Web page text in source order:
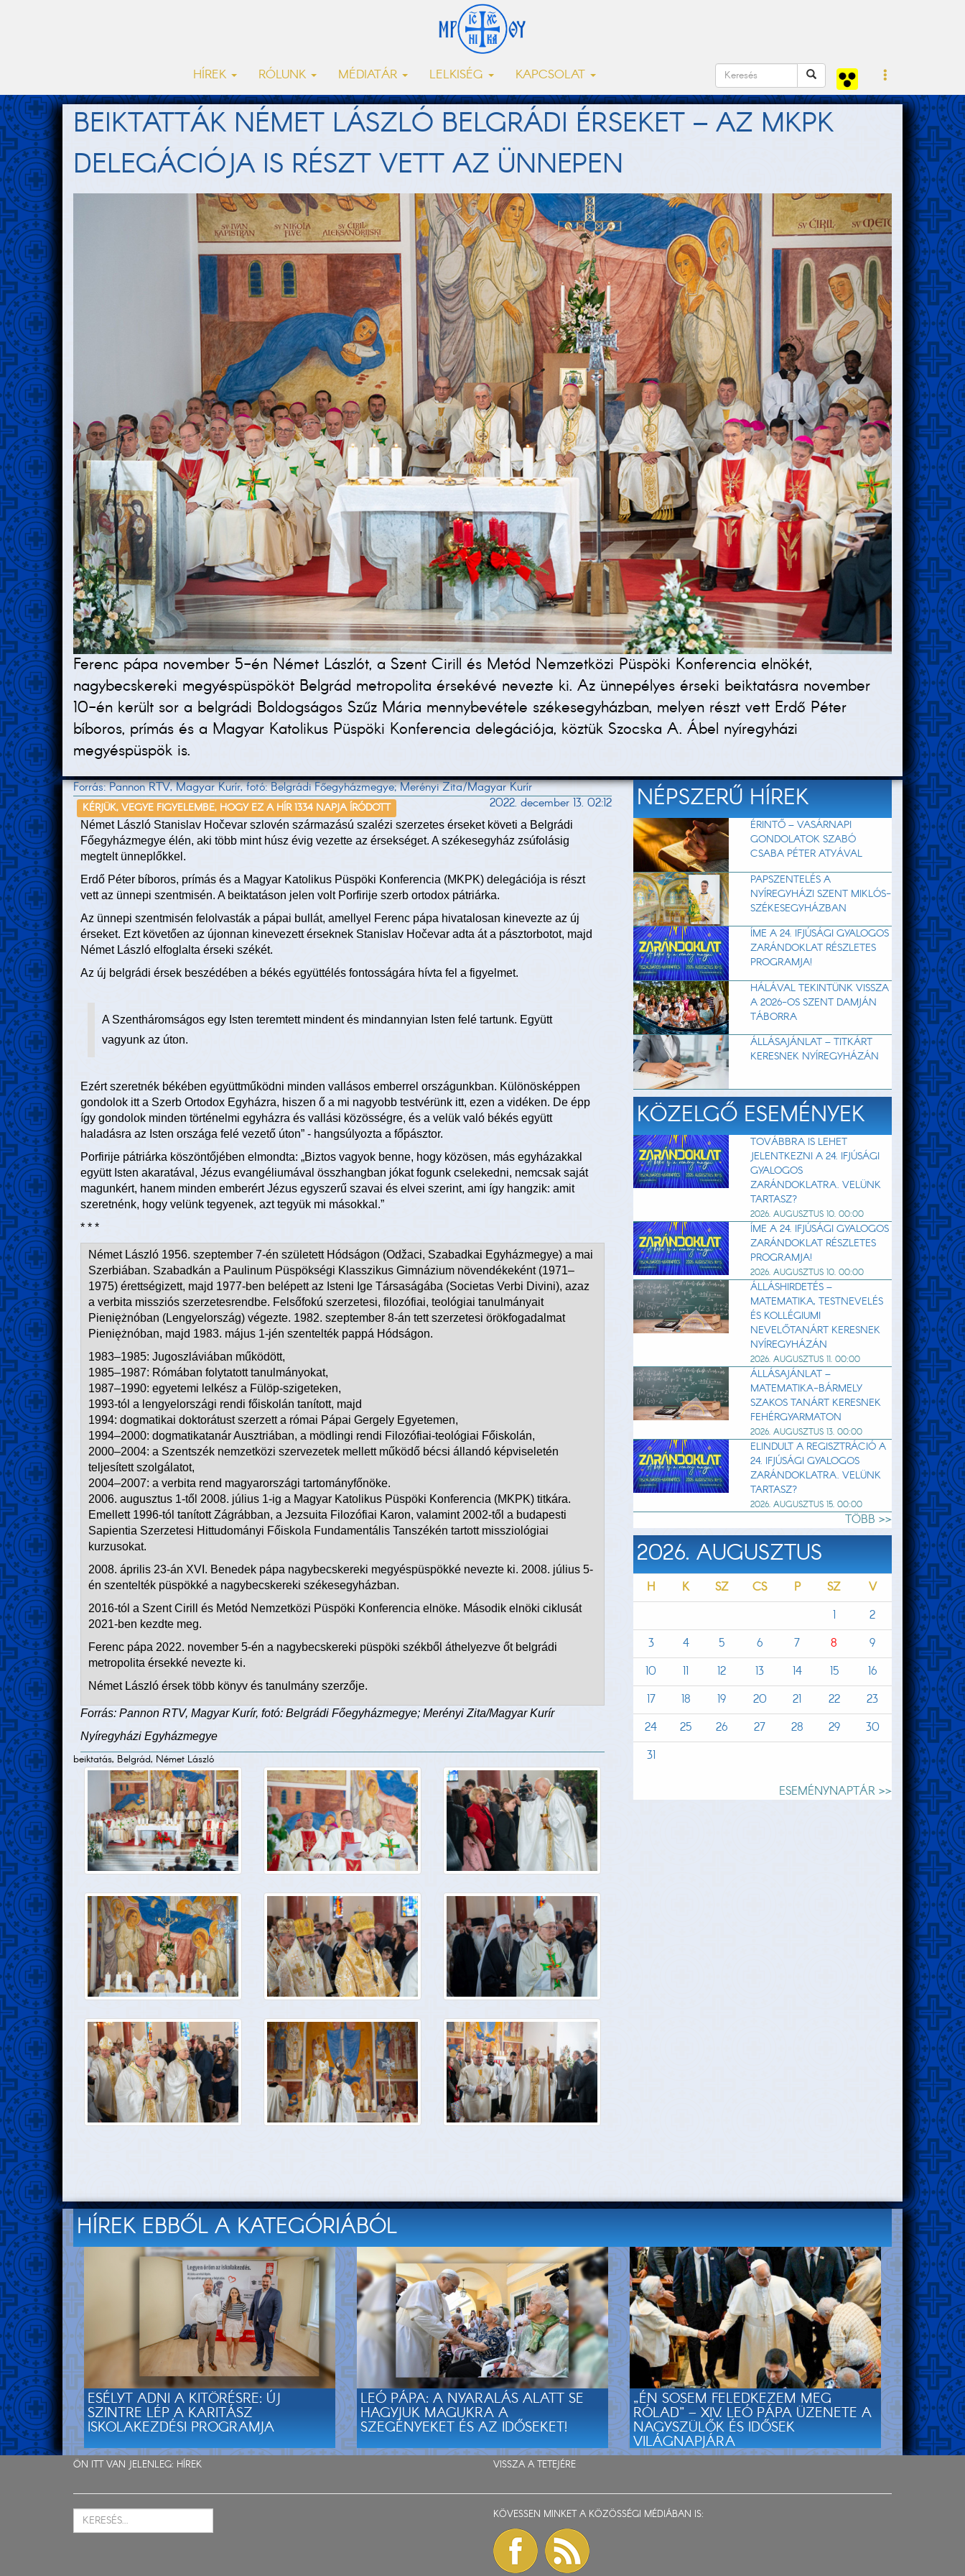
HÍREK RÓLUNK MÉDIATÁR LELKISÉG KAPCSOLAT
BEIKTATTÁK NÉMET LÁSZLÓ BELGRÁDI ÉRSEKET – AZ MKPK
DELEGÁCIÓJA IS RÉSZT VETT AZ ÜNNEPEN
Ferenc pápa november 5-én Német Lászlót, a Szent Cirill és Metód Nemzetközi Püspöki Konferencia elnökét,
nagybecskereki megyéspüspököt Belgrád metropolita érsekévé nevezte ki. Az ünnepélyes érseki beiktatásra november
10-én került sor a belgrádi Boldogságos Szűz Mária mennybevétele székesegyházban, melyen részt vett Erdő Péter
bíboros, prímás és a Magyar Katolikus Püspöki Konferencia delegációja, köztük Szocska A. Ábel nyíregyházi
megyéspüspök is.
Forrás: Pannon RTV, Magyar Kurír, fotó: Belgrádi Főegyházmegye; Merényi Zita/Magyar Kurír
2022. december 13. 02:12
KÉRJÜK, VEGYE FIGYELEMBE, HOGY EZ A HÍR 1334 NAPJA ÍRÓDOTT
Német László Stanislav Hočevar szlovén származású szalézi szerzetes érseket követi a Belgrádi
Főegyházmegye élén, aki több mint húsz évig vezette az érsekséget. A székesegyház zsúfolásig
megtelt ünneplőkkel.
Erdő Péter bíboros, prímás és a Magyar Katolikus Püspöki Konferencia (MKPK) delegációja is részt
vett az ünnepi szentmisén. A beiktatáson jelen volt Porfirije szerb ortodox pátriárka.
Az ünnepi szentmisén felolvasták a pápai bullát, amellyel Ferenc pápa hivatalosan kinevezte az új
érseket. Ezt követően az újonnan kinevezett érseknek Stanislav Hočevar adta át a pásztorbotot, majd
Német László elfoglalta érseki székét.
Az új belgrádi érsek beszédében a békés együttélés fontosságára hívta fel a figyelmet.
A Szentháromságos egy Isten teremtett mindent és mindannyian Isten felé tartunk. Együtt
vagyunk az úton.
Ezért szeretnék békében együttműködni minden vallásos emberrel országunkban. Különösképpen
gondolok itt a Szerb Ortodox Egyházra, hiszen ő a mi nagyobb testvérünk itt, ezen a vidéken. De épp
így gondolok minden történelmi egyházra és vallási közösségre, és a velük való békés együtt
haladásra az Isten országa felé vezető úton” - hangsúlyozta a főpásztor.
Porfirije pátriárka köszöntőjében elmondta: „Biztos vagyok benne, hogy közösen, más egyházakkal
együtt Isten akaratával, Jézus evangéliumával összhangban jókat fogunk cselekedni, nemcsak saját
magunkért, hanem minden emberért Jézus egyszerű szavai és elvei szerint, ami így hangzik: amit
szeretnénk, hogy velünk tegyenek, azt tegyük mi másokkal.”
* * *
Német László 1956. szeptember 7-én született Hódságon (Odžaci, Szabadkai Egyházmegye) a mai
Szerbiában. Szabadkán a Paulinum Püspökségi Klasszikus Gimnázium növendékeként (1971–
1975) érettségizett, majd 1977-ben belépett az Isteni Ige Társaságába (Societas Verbi Divini), azaz
a verbita missziós szerzetesrendbe. Felsőfokú szerzetesi, filozófiai, teológiai tanulmányait
Pieniężnóban (Lengyelország) végezte. 1982. szeptember 8-án tett szerzetesi örökfogadalmat
Pieniężnóban, majd 1983. május 1-jén szentelték pappá Hódságon.
1983–1985: Jugoszláviában működött,
1985–1987: Rómában folytatott tanulmányokat,
1987–1990: egyetemi lelkész a Fülöp-szigeteken,
1993-tól a lengyelországi rendi főiskolán tanított, majd
1994: dogmatikai doktorátust szerzett a római Pápai Gergely Egyetemen,
1994–2000: dogmatikatanár Ausztriában, a mödlingi rendi Filozófiai-teológiai Főiskolán,
2000–2004: a Szentszék nemzetközi szervezetek mellett működő bécsi állandó képviseletén
teljesített szolgálatot,
2004–2007: a verbita rend magyarországi tartományfőnöke.
2006. augusztus 1-től 2008. július 1-ig a Magyar Katolikus Püspöki Konferencia (MKPK) titkára.
Emellett 1996-tól tanított Zágrábban, a Jezsuita Filozófiai Karon, valamint 2002-től a budapesti
Sapientia Szerzetesi Hittudományi Főiskola Fundamentális Tanszékén tartott missziológiai
kurzusokat.
2008. április 23-án XVI. Benedek pápa nagybecskereki megyéspüspökké nevezte ki. 2008. július 5-
én szentelték püspökké a nagybecskereki székesegyházban.
2016-tól a Szent Cirill és Metód Nemzetközi Püspöki Konferencia elnöke. Második elnöki ciklusát
2021-ben kezdte meg.
Ferenc pápa 2022. november 5-én a nagybecskereki püspöki székből áthelyezve őt belgrádi
metropolita érsekké nevezte ki.
Német László érsek több könyv és tanulmány szerzője.
Forrás: Pannon RTV, Magyar Kurír, fotó: Belgrádi Főegyházmegye; Merényi Zita/Magyar Kurír
Nyíregyházi Egyházmegye
beiktatás, Belgrád, Német László
NÉPSZERŰ HÍREK
ÉRINTŐ – VASÁRNAPI
GONDOLATOK SZABÓ
CSABA PÉTER ATYÁVAL
PAPSZENTELÉS A
NYÍREGYHÁZI SZENT MIKLÓS-
SZÉKESEGYHÁZBAN
ÍME A 24. IFJÚSÁGI GYALOGOS
ZARÁNDOKLAT RÉSZLETES
PROGRAMJA!
HÁLÁVAL TEKINTÜNK VISSZA
A 2026-OS SZENT DAMJÁN
TÁBORRA
ÁLLÁSAJÁNLAT – TITKÁRT
KERESNEK NYÍREGYHÁZÁN
KÖZELGŐ ESEMÉNYEK
TOVÁBBRA IS LEHET
JELENTKEZNI A 24. IFJÚSÁGI
GYALOGOS
ZARÁNDOKLATRA. VELÜNK
TARTASZ?
2026. AUGUSZTUS 10. 00:00
ÍME A 24. IFJÚSÁGI GYALOGOS
ZARÁNDOKLAT RÉSZLETES
PROGRAMJA!
2026. AUGUSZTUS 10. 00:00
ÁLLÁSHIRDETÉS –
MATEMATIKA, TESTNEVELÉS
ÉS KOLLÉGIUMI
NEVELŐTANÁRT KERESNEK
NYÍREGYHÁZÁN
2026. AUGUSZTUS 11. 00:00
ÁLLÁSAJÁNLAT –
MATEMATIKA-BÁRMELY
SZAKOS TANÁRT KERESNEK
FEHÉRGYARMATON
2026. AUGUSZTUS 13. 00:00
ELINDULT A REGISZTRÁCIÓ A
24. IFJÚSÁGI GYALOGOS
ZARÁNDOKLATRA. VELÜNK
TARTASZ?
2026. AUGUSZTUS 15. 00:00
TÖBB >>
2026. AUGUSZTUS
H K SZ CS P SZ
V
1
2
3
4 5 6 7 8
9
10
11 12 13 14 15
16
17
18 19 20 21 22
23
24
25 26 27 28 29
30
31
ESEMÉNYNAPTÁR >>
HÍREK EBBŐL A KATEGÓRIÁBÓL
ESÉLYT ADNI A KITÖRÉSRE: ÚJ
SZINTRE LÉP A KARITÁSZ
ISKOLAKEZDÉSI PROGRAMJA
LEÓ PÁPA: A NYARALÁS ALATT SE
HAGYJUK MAGUKRA A
SZEGÉNYEKET ÉS AZ IDŐSEKET!
„ÉN SOSEM FELEDKEZEM MEG
RÓLAD” – XIV. LEÓ PÁPA ÜZENETE A
NAGYSZÜLŐK ÉS IDŐSEK
VILÁGNAPJÁRA
ÖN ITT VAN JELENLEG: HÍREK VISSZA A TETEJÉRE
KÖVESSEN MINKET A KÖZÖSSÉGI MÉDIÁBAN IS: